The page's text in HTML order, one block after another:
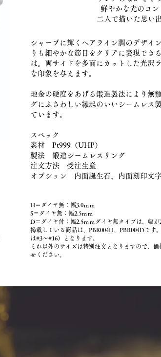
鮮やかな光のコン
二人で描いた思い
シャープに輝くヘアライン調のデザイ
りも細やかな筋目をクリアに表現でき
は。両サイドを多面にカットした光沢
な印象を与えます。
地金の硬度をあげる鍛造製法により無
グにふさわしい縁起のいいシームレス
ています。
スペック
素材 Pt999（UHP）
製法 鍛造シームレスリング
注文方法 受注生産
オプション 内面誕生石、内面刻印文字
H＝ダイヤ無：幅3.0ｍｍ
S＝ダイヤ無：幅2.5ｍｍ
D＝ダイヤ付：幅2.5ｍｍダイヤ無タイプは、幅が
掲載している商品は、PBR004H、PBR004Dです
は#3～#16）となります。
それ以外のサイズは特別注文となりますので、
せください。